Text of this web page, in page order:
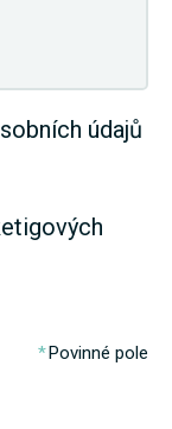
údajů
Povinné pole